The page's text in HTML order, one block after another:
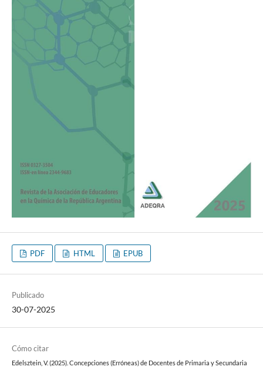
PDF HTML EPUB
Publicado
30-07-2025
Cómo citar
Edelsztein, V. (2025). Concepciones (Erróneas) de Docentes de Primaria y Secundaria